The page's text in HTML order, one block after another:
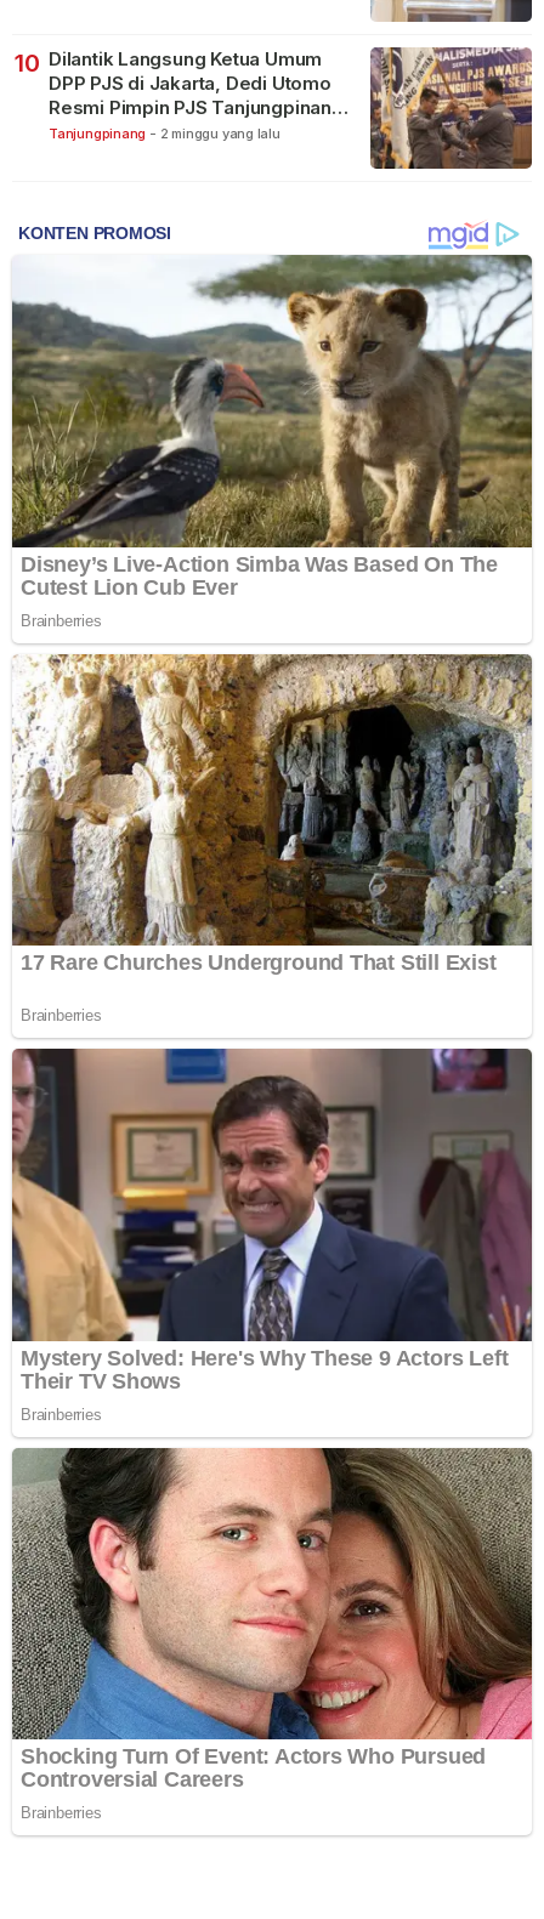
10 Dilantik Langsung Ketua Umum
DPP PJS di Jakarta, Dedi Utomo
Resmi Pimpin PJS Tanjungpinang-
Bintan
Tanjungpinang - 2 minggu yang lalu